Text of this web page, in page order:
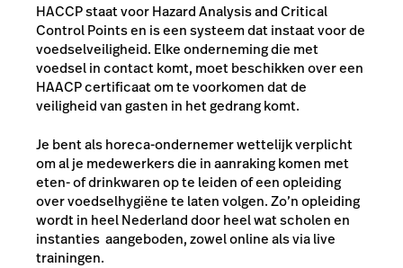
HACCP staat voor Hazard Analysis and Critical
Control Points en is een systeem dat instaat voor de
voedselveiligheid. Elke onderneming die met
voedsel in contact komt, moet beschikken over een
HAACP certificaat om te voorkomen dat de
veiligheid van gasten in het gedrang komt.
Je bent als horeca-ondernemer wettelijk verplicht
om al je medewerkers die in aanraking komen met
eten- of drinkwaren op te leiden of een opleiding
over voedselhygiëne te laten volgen. Zo’n opleiding
wordt in heel Nederland door heel wat scholen en
instanties aangeboden, zowel online als via live
trainingen.